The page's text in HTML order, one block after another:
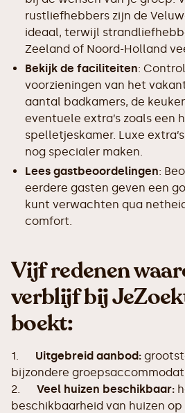
rustliefhebbers zijn de
ideaal, terwijl
Zeeland of Noord-Holland
Bekijk de faciliteiten:
voorzieningen van het
aantal badkamers, de
eventuele extra’s zoals een
spelletjeskamer. Luxe
nog specialer maken.
Lees gastbeoordelingen:
eerdere gasten geven een
kunt verwachten qua
comfort.
Vijf redenen
verblijf bij
boekt:
1. Uitgebreid aanbod:
bijzondere
2. Veel huizen beschikbaar:
beschikbaarheid van huizen